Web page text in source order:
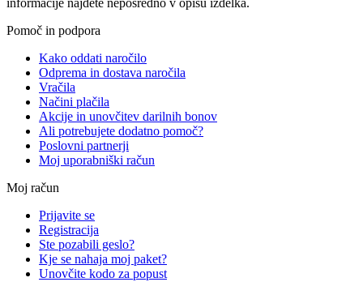
informacije najdete neposredno v opisu izdelka.
Pomoč in podpora
Kako oddati naročilo
Odprema in dostava naročila
Vračila
Načini plačila
Akcije in unovčitev darilnih bonov
Ali potrebujete dodatno pomoč?
Poslovni partnerji
Moj uporabniški račun
Moj račun
Prijavite se
Registracija
Ste pozabili geslo?
Kje se nahaja moj paket?
Unovčite kodo za popust